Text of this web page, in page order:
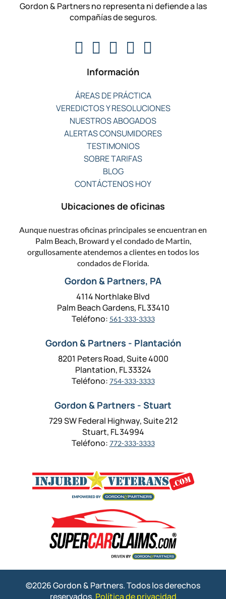
Gordon & Partners no representa ni defiende a las
compañías de seguros.
Información
ÁREAS DE PRÁCTICA
VEREDICTOS Y RESOLUCIONES
NUESTROS ABOGADOS
ALERTAS CONSUMIDORES
TESTIMONIOS
SOBRE TARIFAS
BLOG
CONTÁCTENOS HOY
Ubicaciones de oficinas
Aunque nuestras oficinas principales se encuentran en
Palm Beach, Broward y el condado de Martin,
orgullosamente atendemos a clientes en todos los
condados de Florida.
Gordon & Partners, PA
4114 Northlake Blvd
Palm Beach Gardens, FL 33410
Teléfono: 561-333-3333
Gordon & Partners - Plantación
8201 Peters Road, Suite 4000
Plantation, FL 33324
Teléfono: 754-333-3333
Gordon & Partners - Stuart
729 SW Federal Highway, Suite 212
Stuart, FL 34994
Teléfono: 772-333-3333
©2026 Gordon & Partners. Todos los derechos
reservados. Política de privacidad